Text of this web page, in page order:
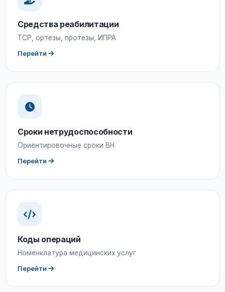
Средства реабилитации
ТСР, ортезы, протезы, ИПРА
Перейти
Сроки нетрудоспособности
Ориентировочные сроки ВН
Перейти
Коды операций
Номенклатура медицинских услуг
Перейти